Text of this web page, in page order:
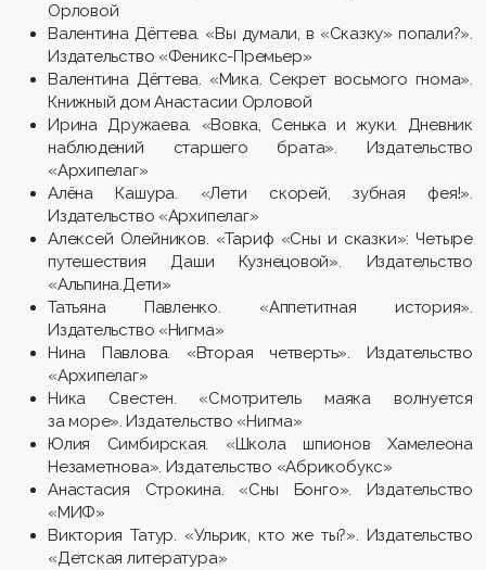
Орловой
Валентина Дёгтева. «Вы думали, в «Сказку» попали?».
Издательство «Феникс-Премьер»
Валентина Дёгтева. «Мика. Секрет восьмого гнома».
Книжный дом Анастасии Орловой
Ирина Дружаева. «Вовка, Сенька и жуки. Дневник
наблюдений старшего брата». Издательство
«Архипелаг»
Алёна Кашура. «Лети скорей, зубная фея!».
Издательство «Архипелаг»
Алексей Олейников. «Тариф «Сны и сказки»: Четыре
путешествия Даши Кузнецовой». Издательство
«Альпина.Дети»
Татьяна Павленко. «Аппетитная история».
Издательство «Нигма»
Нина Павлова. «Вторая четверть». Издательство
«Архипелаг»
Ника Свестен. «Смотритель маяка волнуется
за море». Издательство «Нигма»
Юлия Симбирская. «Школа шпионов Хамелеона
Незаметнова». Издательство «Абрикобукс»
Анастасия Строкина. «Сны Бонго». Издательство
«МИФ»
Виктория Татур. «Ульрик, кто же ты?». Издательство
«Детская литература»